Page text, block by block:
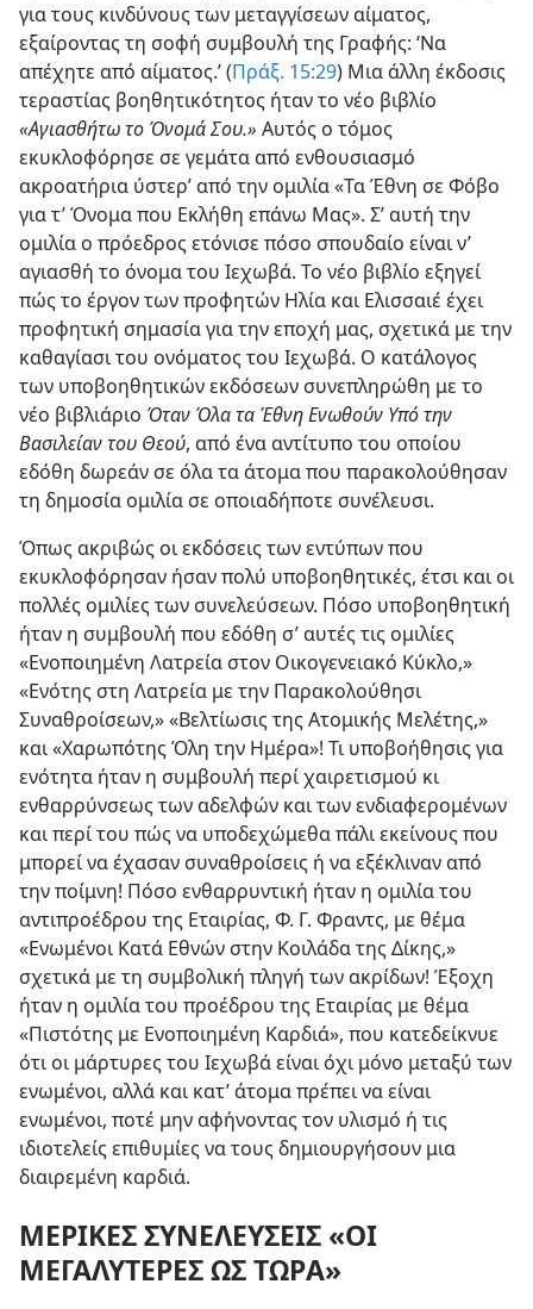
για τους κινδύνους των μεταγγίσεων αίματος,
εξαίροντας τη σοφή συμβουλή της Γραφής: ‘Να
απέχητε από αίματος.’ (Πράξ. 15:29) Μια άλλη έκδοσις
τεραστίας βοηθητικότητος ήταν το νέο βιβλίο
«Αγιασθήτω το Όνομά Σου.» Αυτός ο τόμος
εκυκλοφόρησε σε γεμάτα από ενθουσιασμό
ακροατήρια ύστερ’ από την ομιλία «Τα Έθνη σε Φόβο
για τ’ Όνομα που Εκλήθη επάνω Μας». Σ’ αυτή την
ομιλία ο πρόεδρος ετόνισε πόσο σπουδαίο είναι ν’
αγιασθή το όνομα του Ιεχωβά. Το νέο βιβλίο εξηγεί
πώς το έργον των προφητών Ηλία και Ελισσαιέ έχει
προφητική σημασία για την εποχή μας, σχετικά με την
καθαγίασι του ονόματος του Ιεχωβά. Ο κατάλογος
των υποβοηθητικών εκδόσεων συνεπληρώθη με το
νέο βιβλιάριο Όταν Όλα τα Έθνη Ενωθούν Υπό την
Βασιλείαν του Θεού, από ένα αντίτυπο του οποίου
εδόθη δωρεάν σε όλα τα άτομα που παρακολούθησαν
τη δημοσία ομιλία σε οποιαδήποτε συνέλευσι.
Όπως ακριβώς οι εκδόσεις των εντύπων που
εκυκλοφόρησαν ήσαν πολύ υποβοηθητικές, έτσι και οι
πολλές ομιλίες των συνελεύσεων. Πόσο υποβοηθητική
ήταν η συμβουλή που εδόθη σ’ αυτές τις ομιλίες
«Ενοποιημένη Λατρεία στον Οικογενειακό Κύκλο,»
«Ενότης στη Λατρεία με την Παρακολούθησι
Συναθροίσεων,» «Βελτίωσις της Ατομικής Μελέτης,»
και «Χαρωπότης Όλη την Ημέρα»! Τι υποβοήθησις για
ενότητα ήταν η συμβουλή περί χαιρετισμού κι
ενθαρρύνσεως των αδελφών και των ενδιαφερομένων
και περί του πώς να υποδεχώμεθα πάλι εκείνους που
μπορεί να έχασαν συναθροίσεις ή να εξέκλιναν από
την ποίμνη! Πόσο ενθαρρυντική ήταν η ομιλία του
αντιπροέδρου της Εταιρίας, Φ. Γ. Φραντς, με θέμα
«Ενωμένοι Κατά Εθνών στην Κοιλάδα της Δίκης,»
σχετικά με τη συμβολική πληγή των ακρίδων! Έξοχη
ήταν η ομιλία του προέδρου της Εταιρίας με θέμα
«Πιστότης με Ενοποιημένη Καρδιά», που κατεδείκνυε
ότι οι μάρτυρες του Ιεχωβά είναι όχι μόνο μεταξύ των
ενωμένοι, αλλά και κατ’ άτομα πρέπει να είναι
ενωμένοι, ποτέ μην αφήνοντας τον υλισμό ή τις
ιδιοτελείς επιθυμίες να τους δημιουργήσουν μια
διαιρεμένη καρδιά.
ΜΕΡΙΚΕΣ ΣΥΝΕΛΕΥΣΕΙΣ «ΟΙ
ΜΕΓΑΛΥΤΕΡΕΣ ΩΣ ΤΩΡΑ»